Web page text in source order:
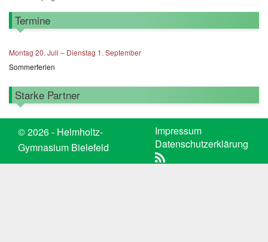
Termine
Montag 20. Juli – Dienstag 1. September
Sommerferien
Starke Partner
© 2026 - Helmholtz-
Gymnasium Bielefeld
Impressum
Datenschutzerklärung